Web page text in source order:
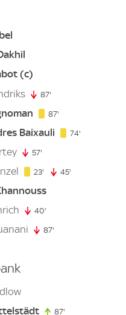
(c)
87'
87'
Baixauli 74'
57'
23' 23. minute
45'
40'
87'
87'